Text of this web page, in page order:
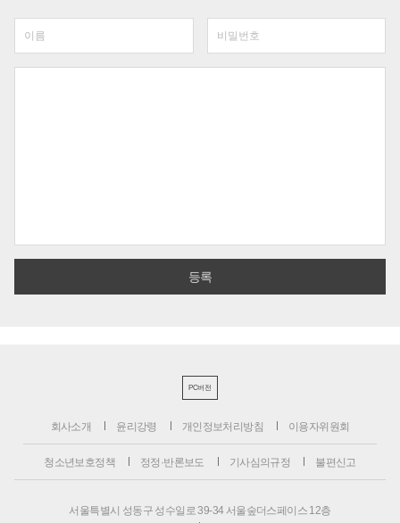
PC버전
회사소개 윤리강령 개인정보처리방침 이용자위원회
청소년보호정책 정정·반론보도 기사심의규정 불편신고
서울특별시 성동구 성수일로 39-34 서울숲더스페이스 12층